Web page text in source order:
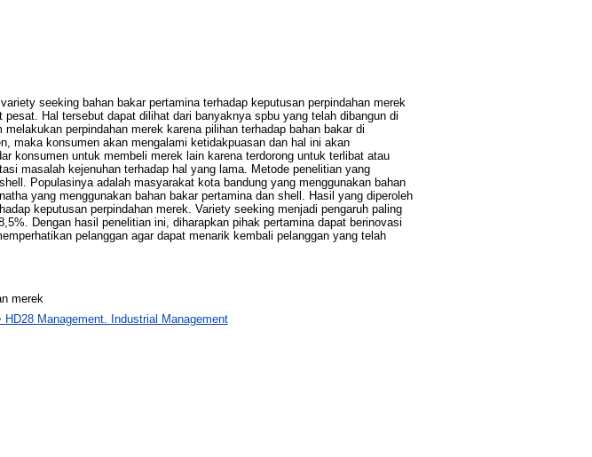
seeking bahan bakar pertamina terhadap keputusan perpindahan merek
Hal tersebut dapat dilihat dari banyaknya spbu yang telah dibangun di
perpindahan merek karena pilihan terhadap bahan bakar di
maka konsumen akan mengalami ketidakpuasan dan hal ini akan
konsumen untuk membeli merek lain karena terdorong untuk terlibat atau
masalah kejenuhan terhadap hal yang lama. Metode penelitian yang
Populasinya adalah masyarakat kota bandung yang menggunakan bahan
yang menggunakan bahan bakar pertamina dan shell. Hasil yang diperoleh
keputusan perpindahan merek. Variety seeking menjadi pengaruh paling
Dengan hasil penelitian ini, diharapkan pihak pertamina dapat berinovasi
pelanggan agar dapat menarik kembali pelanggan yang telah
merek
Management. Industrial Management